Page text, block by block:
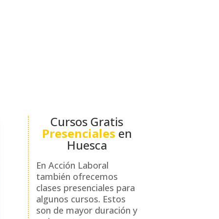
curso.
alumnos a través de un
Cursos Gratis
Presenciales en
Huesca
En Acción Laboral
también ofrecemos
clases presenciales para
algunos cursos. Estos
son de mayor duración y